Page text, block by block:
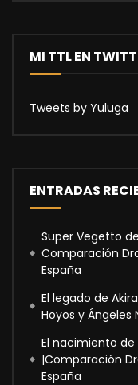
MI TTL EN
Tweets by Yuluga
ENTRADAS
Super Vegetto
Comparación
España
El legado de
Hoyos y Ángeles
El nacimiento de
|Comparación
España